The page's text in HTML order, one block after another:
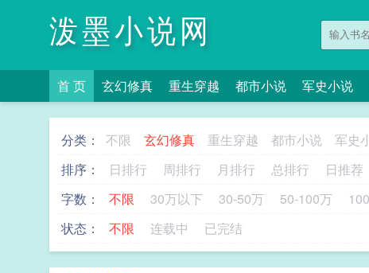
泼墨小说网
首 页 玄幻修真 重生穿越 都市小说 军史小说
分类： 不限 玄幻修真 重生穿越 都市小说 军史
排序：
日排行 周排行 月排行 总排行 日推荐
字数：
不限 30万以下 30-50万 50-100万
状态：
不限 连载中 已完结